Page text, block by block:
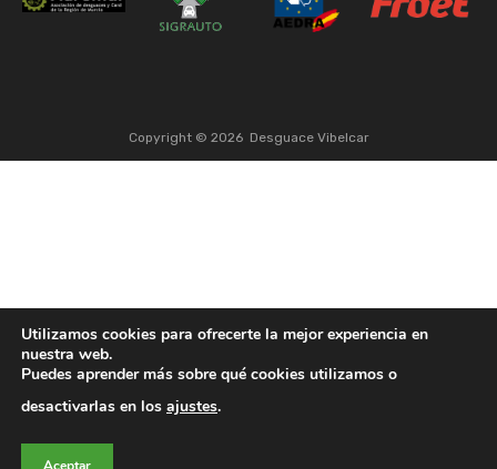
Copyright © 2026 Desguace Vibelcar
Utilizamos cookies para ofrecerte la mejor experiencia en
nuestra web.
Puedes aprender más sobre qué cookies utilizamos o
desactivarlas en los ajustes.